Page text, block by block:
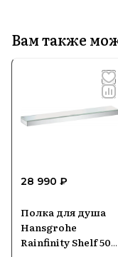
Вам также
28 990 ₽
Полка для душа
Hansgrohe
Rainfinity Shelf 500